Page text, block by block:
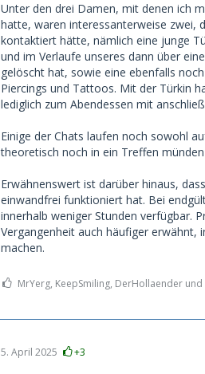
Unter den drei Damen, mit denen ich
hatte, waren interessanterweise zwei,
kontaktiert hätte, nämlich eine junge
und im Verlaufe unseres dann über
gelöscht hat, sowie eine ebenfalls
Piercings und Tattoos. Mit der Türkin
lediglich zum Abendessen mit
Einige der Chats laufen noch sowohl
theoretisch noch in ein Treffen
Erwähnenswert ist darüber hinaus,
einwandfrei funktioniert hat. Bei
innerhalb weniger Stunden verfügbar.
Vergangenheit auch häufiger erwähnt,
machen.
MrYerg, KeepSmiling, DerHollaender
5. April 2025 +3